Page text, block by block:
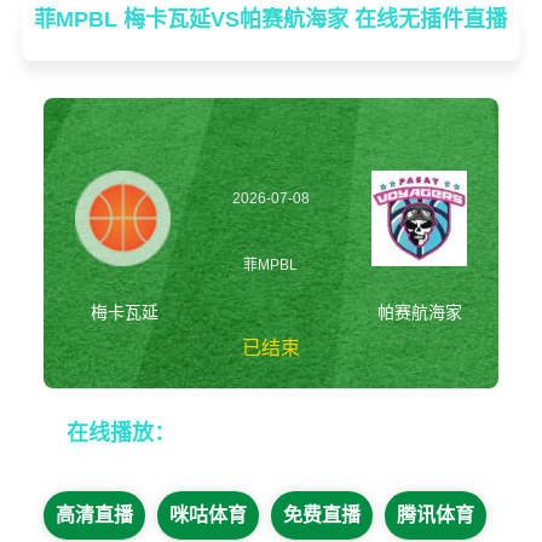
菲MPBL 梅卡瓦延VS帕赛航海家 在线无插件直播
梅卡瓦延
2026-07-08
20:00:00
菲MPBL
已结束
帕赛航海家
在线播放：
高清直播 咪咕体育 免费直播 腾讯体育